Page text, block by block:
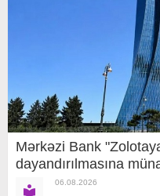
Mərkəzi Bank
dayandırılmasına
06.08.2026